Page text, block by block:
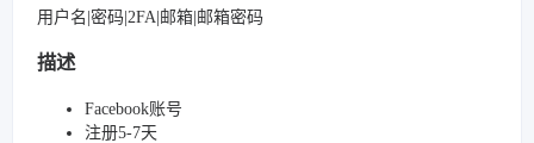
用户名|密码|2FA|邮箱|邮箱密码
描述
Facebook账号
注册5-7天